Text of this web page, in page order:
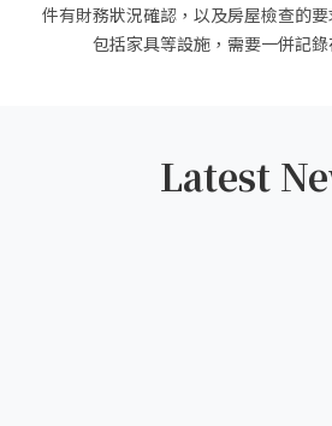
件有財務狀況確認，以及房屋檢查的
包括家具等設施，需要一併記錄
Latest